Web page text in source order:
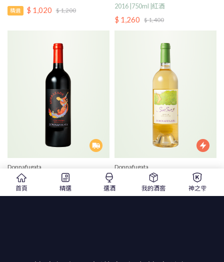
精選 $ 1,020 $ 1,200
2016 |750ml |紅酒
$ 1,260 $ 1,400
Donnafugata
Sherazade Nero d’Avola DOC
塞拉札德紅葡萄酒
Donnafugata
SurSur Sicilia DOC
多娜佳塔酒莊葛利羅白酒
首頁 精選 選酒 我的酒窖 神之雫